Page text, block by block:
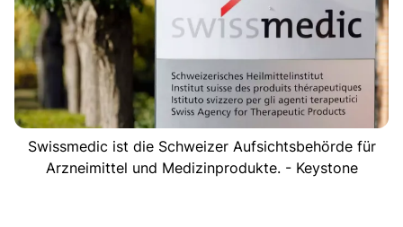
Swissmedic ist die Schweizer Aufsichtsbehörde für
Arzneimittel und Medizinprodukte. - Keystone